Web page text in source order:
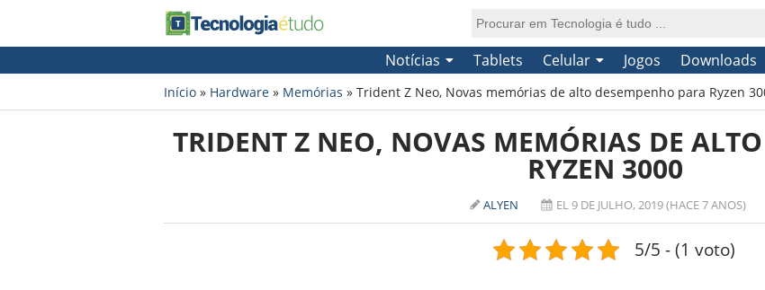
Notícias Tablets Celular Jogos Downloads
Início » Hardware » Memórias » Trident Z Neo, Novas memórias de alto desempenho para Ryzen
TRIDENT Z NEO, NOVAS MEMÓRIAS DE
RYZEN 3000
ALYEN EL 9 DE JULHO, 2019 (HACE 7 ANOS)
5/5 - (1 voto)